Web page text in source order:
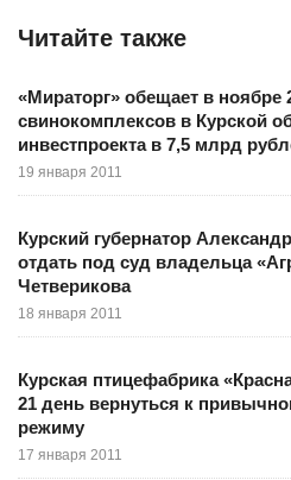
Читайте также
«Мираторг» обещает в ноябре
свинокомплексов в Курской
инвестпроекта в 7,5 млрд
19 января 2011
Курский губернатор
отдать под суд владельца
Четверикова
18 января 2011
Курская птицефабрика
21 день вернуться к
режиму
17 января 2011